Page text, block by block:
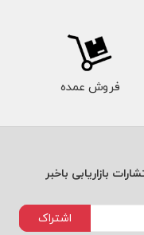
فروش عمده
بازاریابی باخبر
اشتراک